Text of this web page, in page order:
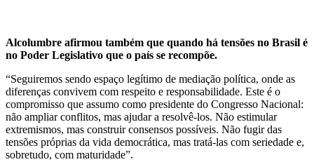
Alcolumbre afirmou também que quando há tensões no Brasil é
no Poder Legislativo que o país se recompõe.
“Seguiremos sendo espaço legítimo de mediação política, onde as
diferenças convivem com respeito e responsabilidade. Este é o
compromisso que assumo como presidente do Congresso Nacional:
não ampliar conflitos, mas ajudar a resolvê-los. Não estimular
extremismos, mas construir consensos possíveis. Não fugir das
tensões próprias da vida democrática, mas tratá-las com seriedade e,
sobretudo, com maturidade”.